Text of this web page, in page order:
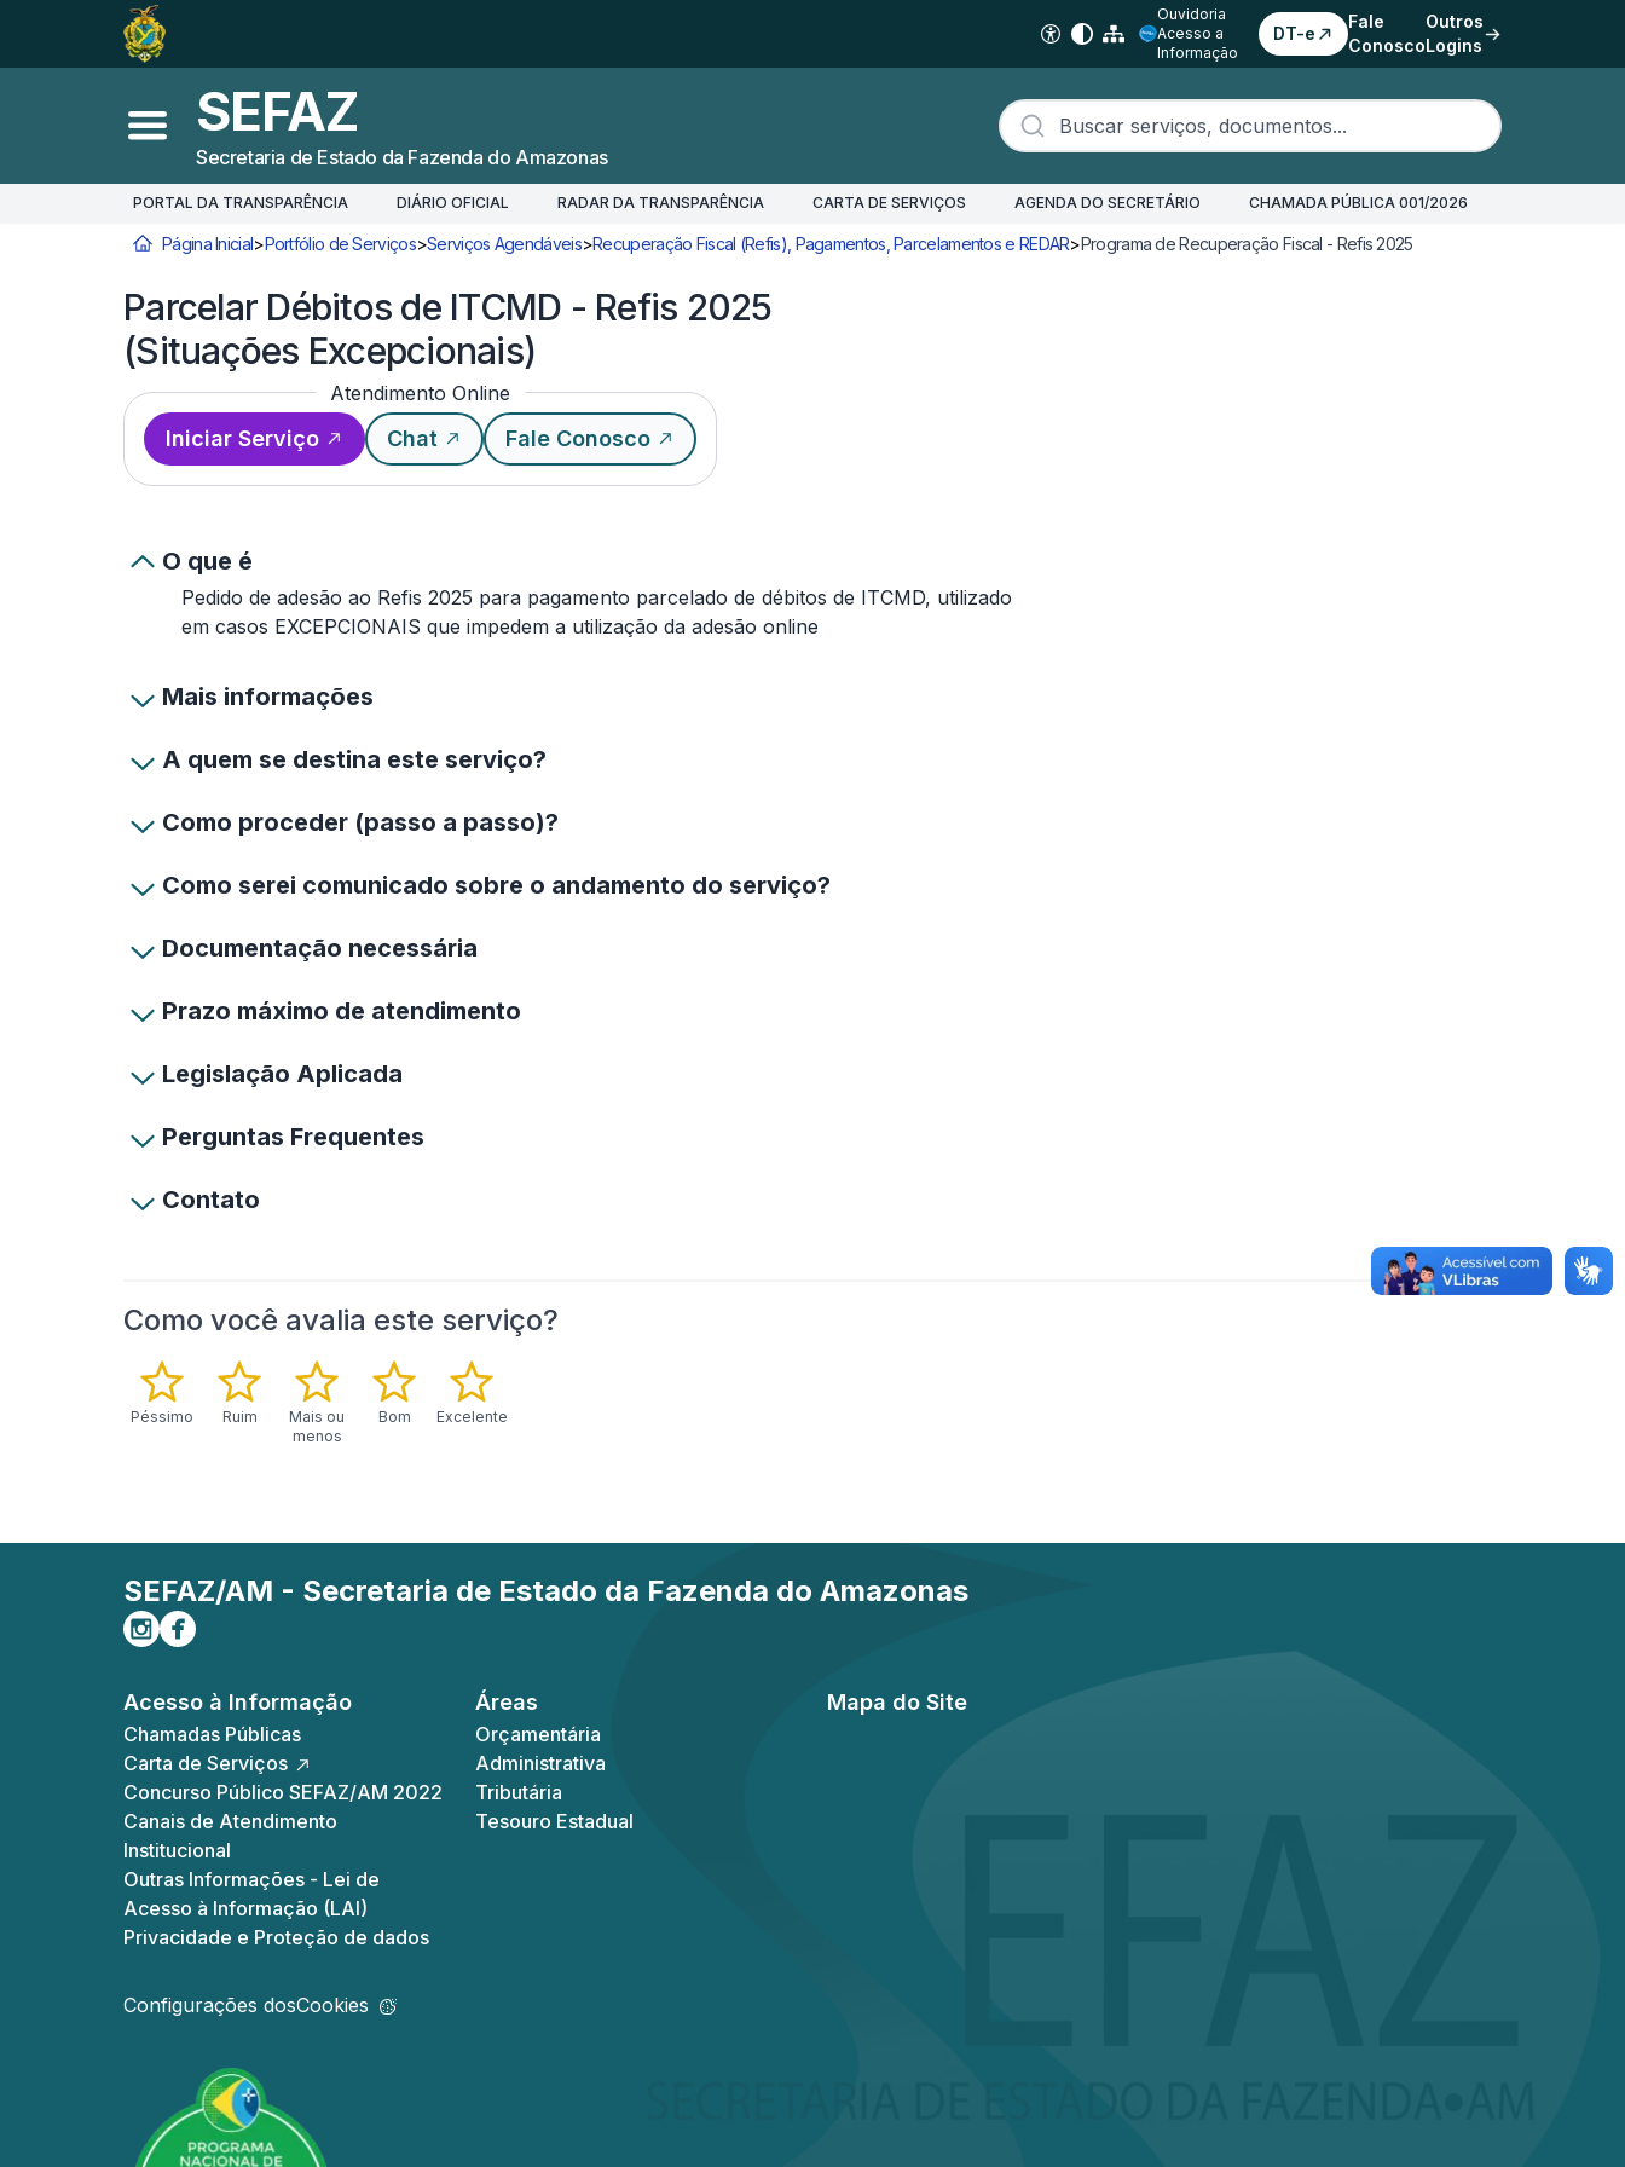
Ir para a
Busca 2
Ouvidoria
Acesso a
Informação
DT-e
Fale
Conosco
Outros
Logins
Abrir menu principal
SEFAZ
Secretaria de Estado da Fazenda do Amazonas
Buscar serviços, documentos...
PORTAL DA TRANSPARÊNCIA DIÁRIO OFICIAL RADAR DA TRANSPARÊNCIA CARTA DE SERVIÇOS AGENDA DO SECRETÁRIO CHAMADA PÚBLICA 001/2026
Você está aqui:
Página Inicial>Portfólio de Serviços>Serviços Agendáveis>Recuperação Fiscal (Refis), Pagamentos, Parcelamentos e REDAR>Programa de Recuperação Fiscal - Refis 2025Parcelar Débitos de ITCMD
Parcelar Débitos de ITCMD - Refis 2025
(Situações Excepcionais)
Atendimento Online
Iniciar Serviço Chat Fale Conosco
O que é
Pedido de adesão ao Refis 2025 para pagamento parcelado de débitos de ITCMD, utilizado
em casos EXCEPCIONAIS que impedem a utilização da adesão online
Mais informações
A quem se destina este serviço?
Como proceder (passo a passo)?
Como serei comunicado sobre o andamento do serviço?
Documentação necessária
Prazo máximo de atendimento
Legislação Aplicada
Perguntas Frequentes
Contato
Como você avalia este serviço?
Péssimo Ruim
Mais ou
menos
Bom Excelente
SEFAZ/AM - Secretaria de Estado da Fazenda do Amazonas
Siga-nos no Instagram
Curta-nos no Facebook
Acesso à Informação
Chamadas Públicas
Carta de Serviços
Concurso Público SEFAZ/AM 2022
Canais de Atendimento
Institucional
Outras Informações - Lei de
Acesso à Informação (LAI)
Privacidade e Proteção de dados
Áreas
Orçamentária
Administrativa
Tributária
Tesouro Estadual
Mapa do Site
Configurações dosCookies